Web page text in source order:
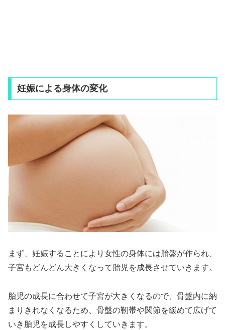
妊娠による身体の変化
まず、妊娠することにより女性の身体には胎盤が作られ、
子宮もどんどん大きくなって胎児を成長させていきます。
胎児の成長に合わせて子宮が大きくなるので、骨盤内に納
まりきれなくなるため、骨盤の靭帯や関節を緩めて広げて
いき胎児を成長しやすくしていきます。